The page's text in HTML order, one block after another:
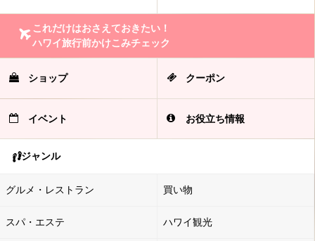
これだけはおさえておきたい！
ハワイ旅行前かけこみチェック
ショップ クーポン
イベント お役立ち情報
ジャンル
グルメ・レストラン 買い物
スパ・エステ ハワイ観光